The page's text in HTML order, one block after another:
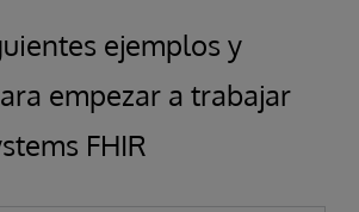
ejemplos y
empezar a trabajar
FHIR